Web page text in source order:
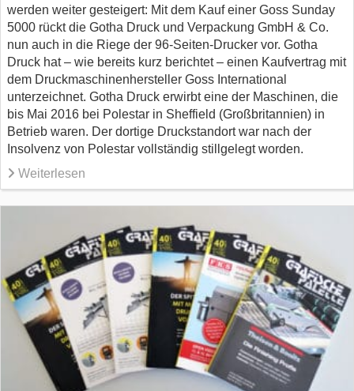
werden weiter gesteigert: Mit dem Kauf einer Goss Sunday
5000 rückt die Gotha Druck und Verpackung GmbH & Co.
nun auch in die Riege der 96-Seiten-Drucker vor. Gotha
Druck hat – wie bereits kurz berichtet – einen Kaufvertrag mit
dem Druckmaschinenhersteller Goss International
unterzeichnet. Gotha Druck erwirbt eine der Maschinen, die
bis Mai 2016 bei Polestar in Sheffield (Großbritannien) in
Betrieb waren. Der dortige Druckstandort war nach der
Insolvenz von Polestar vollständig stillgelegt worden.
Weiterlesen